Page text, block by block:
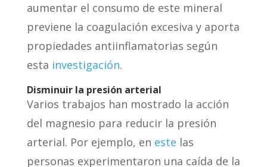
aumentar el consumo de este mineral
previene la coagulación excesiva y aporta
propiedades antiinflamatorias según
esta investigación.
Disminuirla presión arterial
Varios trabajos han mostrado la acción
del magnesio para reducir la presión
arterial. Por ejemplo, en este las
personas experimentaron una caída de la